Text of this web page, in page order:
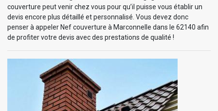
couverture peut venir chez vous pour qu’il puisse vous établir un
devis encore plus détaillé et personnalisé. Vous devez donc
penser à appeler Nef couverture à Marconnelle dans le 62140 afin
de profiter votre devis avec des prestations de qualité !